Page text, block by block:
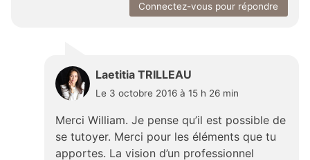
Connectez-vous pour répondre
Laetitia TRILLEAU
Le 3 octobre 2016 à 15 h 26 min
Merci William. Je pense qu’il est possible de
se tutoyer. Merci pour les éléments que tu
apportes. La vision d’un professionnel